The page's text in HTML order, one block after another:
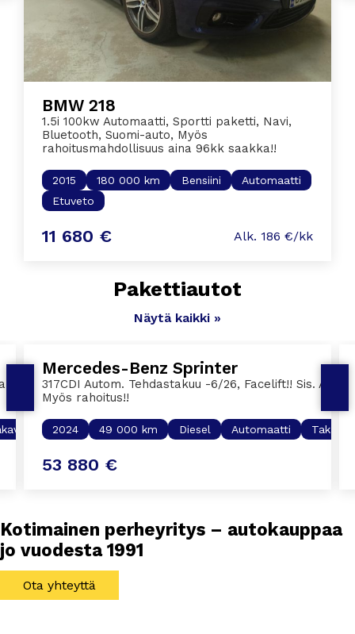
BMW 218
1.5i 100kw Automaatti, Sportti paketti, Navi,
Bluetooth, Suomi-auto, Myös
rahoitusmahdollisuus aina 96kk saakka!!
2015 180 000 km Bensiini
Automaatti
Etuveto
11 680 € Alk. 186 €/kk
Pakettiautot
Näytä kaikki »
P-kamera, Hinta
Alk. 302 €/kk
Mercedes-Benz Sprinter
317CDI Autom. Tehdastakuu -6/26, Facelift!! Sis. Alv,
Myös rahoitus!!
2024 49 000 km Diesel Automaatti
53 880 €
Kotimainen perheyritys – autokauppaa
jo vuodesta 1991
Ota yhteyttä